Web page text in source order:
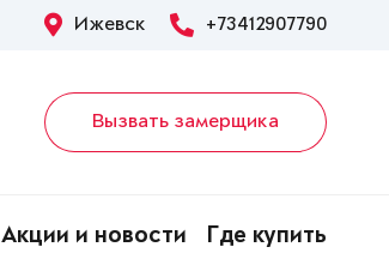
Ижевск +73412907790
Вызвать замерщика
Акции и новости Где купить